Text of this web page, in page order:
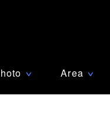
∨ Area ∨